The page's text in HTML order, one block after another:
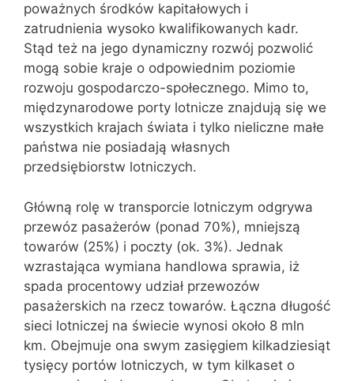
poważnych środków kapitałowych i
zatrudnienia wysoko kwalifikowanych kadr.
Stąd też na jego dynamiczny rozwój pozwolić
mogą sobie kraje o odpowiednim poziomie
rozwoju gospodarczo-społecznego. Mimo to,
międzynarodowe porty lotnicze znajdują się we
wszystkich krajach świata i tylko nieliczne małe
państwa nie posiadają własnych
przedsiębiorstw lotniczych.
Główną rolę w transporcie lotniczym odgrywa
przewóz pasażerów (ponad 70%), mniejszą
towarów (25%) i poczty (ok. 3%). Jednak
wzrastająca wymiana handlowa sprawia, iż
spada procentowy udział przewozów
pasażerskich na rzecz towarów. Łączna długość
sieci lotniczej na świecie wynosi około 8 mln
km. Obejmuje ona swym zasięgiem kilkadziesiąt
tysięcy portów lotniczych, w tym kilkaset o